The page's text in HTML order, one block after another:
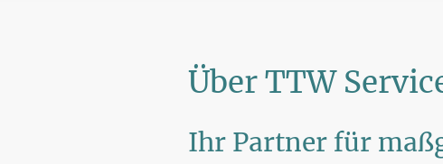
Über TTW
Ihr Partner für